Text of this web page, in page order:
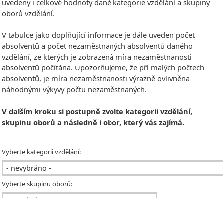
uvedeny i celkové hodnoty dané kategorie vzdělání a skupiny
oborů vzdělání.
V tabulce jako doplňující informace je dále uveden počet
absolventů a počet nezaměstnaných absolventů daného
vzdělání, ze kterých je zobrazená míra nezaměstnanosti
absolventů počítána. Upozorňujeme, že při malých počtech
absolventů, je míra nezaměstnanosti výrazně ovlivněna
náhodnými výkyvy počtu nezaměstnaných.
V dalším kroku si postupně zvolte kategorii vzdělání,
skupinu oborů a následně i obor, který vás zajímá.
Vyberte kategorii vzdělání:
Vyberte skupinu oborů: